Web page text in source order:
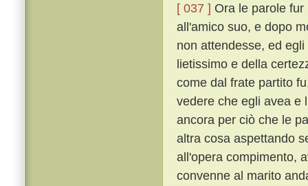
[ 037 ] Ora le parole
all'amico suo, e dopo
non attendesse, ed
lietissimo e della
come dal frate partito
vedere che egli avea e
ancora per ciò che le
altra cosa aspettando
all'opera compimento,
convenne al marito